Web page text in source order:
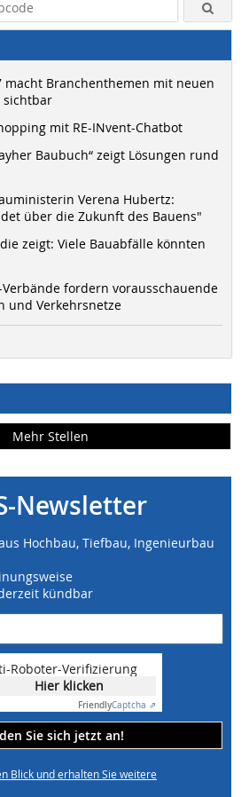
macht Branchenthemen mit neuen
sichtbar
mit RE-INvent-Chatbot
Baubuch“ zeigt Lösungen rund
Verena Hubertz:
über die Zukunft des Bauens"
zeigt: Viele Bauabfälle könnten
fordern vorausschauende
und Verkehrsnetze
Mehr Stellen
Newsletter
Hochbau, Tiefbau, Ingenieurbau
kündbar
Roboter-Verifizierung
Hier klicken
FriendlyCaptcha ⇗
Sie sich jetzt an!
Blick und erhalten Sie weitere